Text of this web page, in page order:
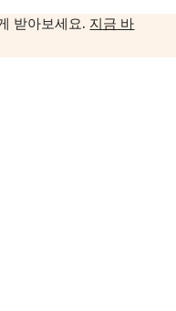
받아보세요. 지금 바